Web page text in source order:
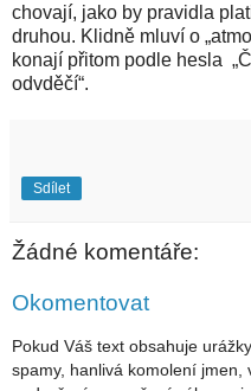
chovají, jako by pravidla
druhou. Klidně mluví o
konají přitom podle hesla
odvděčí“.
Sdílet
Žádné komentáře:
Okomentovat
Pokud Váš text obsahuje
spamy, hanlivá komolení jmen,